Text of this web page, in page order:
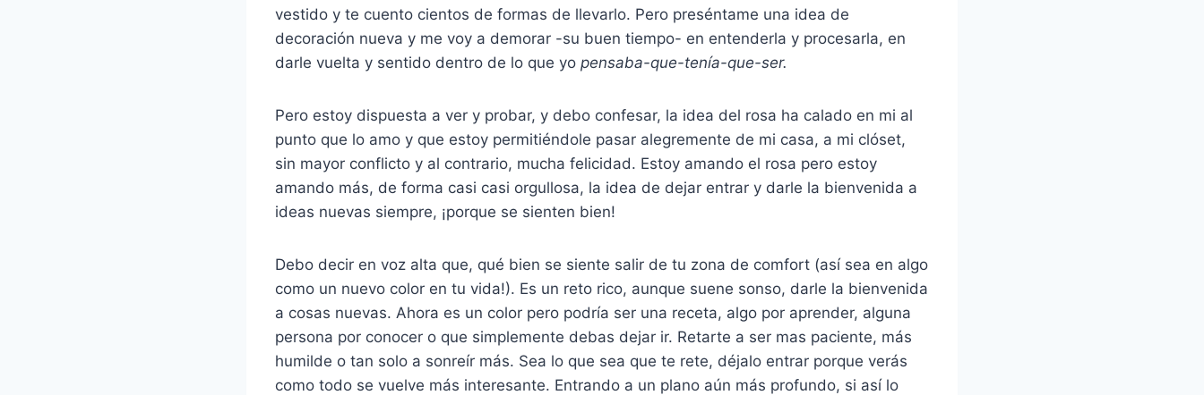
vestido y te cuento cientos de formas de llevarlo. Pero preséntame una idea de
decoración nueva y me voy a demorar -su buen tiempo- en entenderla y procesarla, en
darle vuelta y sentido dentro de lo que yo pensaba-que-tenía-que-ser.
Pero estoy dispuesta a ver y probar, y debo confesar, la idea del rosa ha calado en mi al
punto que lo amo y que estoy permitiéndole pasar alegremente de mi casa, a mi clóset,
sin mayor conflicto y al contrario, mucha felicidad. Estoy amando el rosa pero estoy
amando más, de forma casi casi orgullosa, la idea de dejar entrar y darle la bienvenida a
ideas nuevas siempre, ¡porque se sienten bien!
Debo decir en voz alta que, qué bien se siente salir de tu zona de comfort (así sea en algo
como un nuevo color en tu vida!). Es un reto rico, aunque suene sonso, darle la bienvenida
a cosas nuevas. Ahora es un color pero podría ser una receta, algo por aprender, alguna
persona por conocer o que simplemente debas dejar ir. Retarte a ser mas paciente, más
humilde o tan solo a sonreír más. Sea lo que sea que te rete, déjalo entrar porque verás
como todo se vuelve más interesante. Entrando a un plano aún más profundo, si así lo